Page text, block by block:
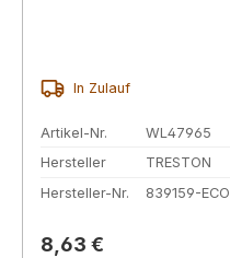
In Zulauf
Artikel-Nr.
WL47965
Hersteller
TRESTON
Hersteller-Nr.
839159-ECO
Regulärer Preis:
8,63 €